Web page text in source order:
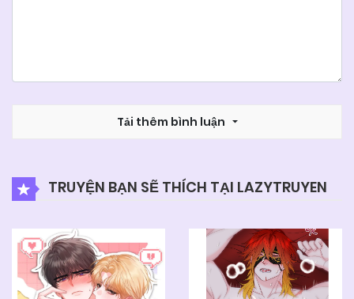
05/06/2025
Chapter 51
Chapter 50 05/06/2025
Chapter 49 05/06/2025
Tải thêm bình luận
TRUYỆN BẠN SẼ THÍCH TẠI LAZYTRUYEN